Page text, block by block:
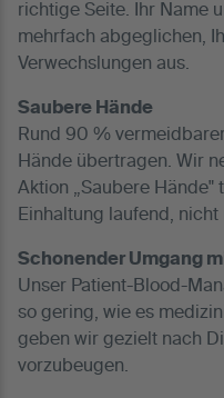
richtige Seite. Ihr Name
mehrfach abgeglichen,
Verwechslungen aus.
Saubere Hände
Rund 90 %
Hände übertragen. Wir
Aktion „Saubere
Einhaltung laufend,
Schonender Umgang
Unser Patient-Blood-
so gering, wie es
geben wir gezielt nach
vorzubeugen.